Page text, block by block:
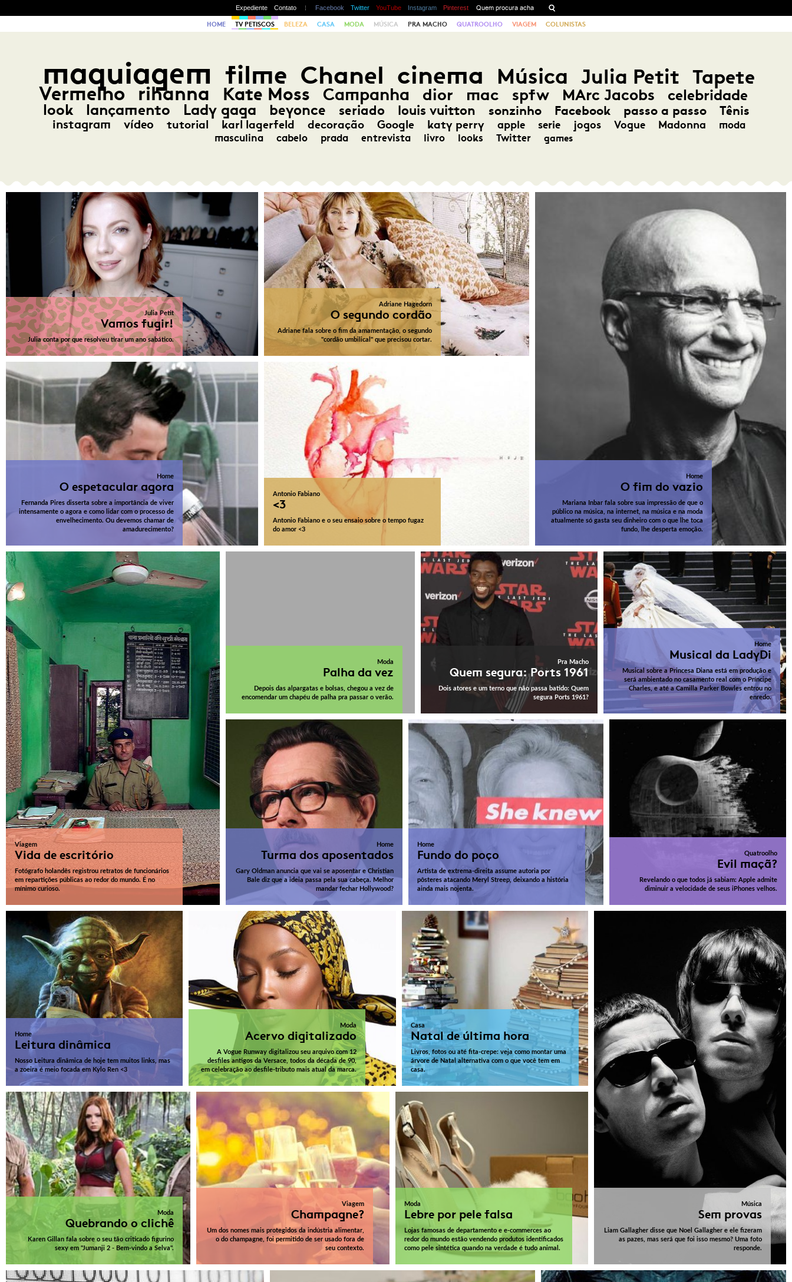
Expediente Contato Facebook Twitter YouTube Instagram Pinterest
HOME TV PETISCOS BELEZA CASA MODA MÚSICA PRA MACHO QUATROOLHO VIAGEM COLUNISTAS
maquiagem filme Chanel cinema Música Julia Petit Tapete
Vermelho rihanna Kate Moss Campanha dior mac spfw MArc Jacobs
celebridade
look
lançamento Lady gaga beyonce seriado louis vuitton sonzinho Facebook passo a passo Tênis
instagram vídeo tutorial karl lagerfeld decoração Google katy perry apple serie jogos Vogue Madonna
moda
masculina
cabelo prada entrevista livro looks Twitter games
Julia Petit
Vamos fugir!
Julia conta por que resolveu tirar um ano sabático.
Adriane Hagedorn
O segundo cordão
Adriane fala sobre o fim da amamentação, o segundo
"cordão umbilical" que precisou cortar.
Home
O espetacular agora
Fernanda Pires disserta sobre a importância de viver
intensamente o agora e como lidar com o processo de
envelhecimento. Ou devemos chamar de
amadurecimento?
Antonio Fabiano
<3
Antonio Fabiano e o seu ensaio sobre o tempo fugaz
do amor <3
Home
O fim do vazio
Mariana Inbar fala sobre sua impressão de que o
público na música, na internet, na música e na moda
atualmente só gasta seu dinheiro com o que lhe toca
fundo, lhe desperta emoção.
Moda
Palha da vez
Depois das alpargatas e bolsas, chegou a vez de
encomendar um chapéu de palha pra passar o verão.
Pra Macho
Quem segura: Ports 1961
Dois atores e um terno que não passa batido: Quem
segura Ports 1961?
Home
Musical da LadyDi
Musical sobre a Princesa Diana está em produção e
será ambientado no casamento real com o Príncipe
Charles, e até a Camilla Parker Bowles entrou no
enredo.
Home
Turma dos aposentados
Gary Oldman anuncia que vai se aposentar e Christian
Bale diz que a ideia passa pela sua cabeça. Melhor
mandar fechar Hollywood?
Home
Fundo do poço
Artista de extrema-direita assume autoria por
pôsteres atacando Meryl Streep, deixando a história
ainda mais nojenta.
Quatroolho
Evil maçã?
Revelando o que todos já sabiam: Apple admite
diminuir a velocidade de seus iPhones velhos.
Viagem
Vida de escritório
Fotógrafo holandês registrou retratos de funcionários
em repartições públicas ao redor do mundo. É no
mínimo curioso.
Home
Leitura dinâmica
Nosso Leitura dinâmica de hoje tem muitos links, mas
a zoeira é meio focada em Kylo Ren <3
Moda
Acervo digitalizado
A Vogue Runway digitalizou seu arquivo com 12
desfiles antigos da Versace, todos da década de 90,
em celebração ao desfile-tributo mais atual da marca.
Casa
Natal de última hora
Livros, fotos ou até fita-crepe: veja como montar uma
árvore de Natal alternativa com o que você tem em
casa.
Moda
Quebrando o clichê
Karen Gillan fala sobre o seu tão criticado figurino
sexy em "Jumanji 2 - Bem-vindo a Selva".
Viagem
Champagne?
Um dos nomes mais protegidos da indústria alimentar,
o do champagne, foi permitido de ser usado fora de
seu contexto.
Moda
Lebre por pele falsa
Lojas famosas de departamento e e-commerces ao
redor do mundo estão vendendo produtos identificados
como pele sintética quando na verdade é tudo animal.
Música
Sem provas
Liam Gallagher disse que Noel Gallagher e ele fizeram
as pazes, mas será que foi isso mesmo? Uma foto
responde.